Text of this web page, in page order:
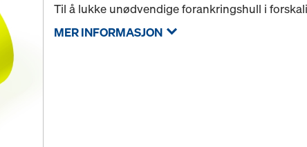
Til å lukke unødvendige forankringshull i
MER INFORMASJON